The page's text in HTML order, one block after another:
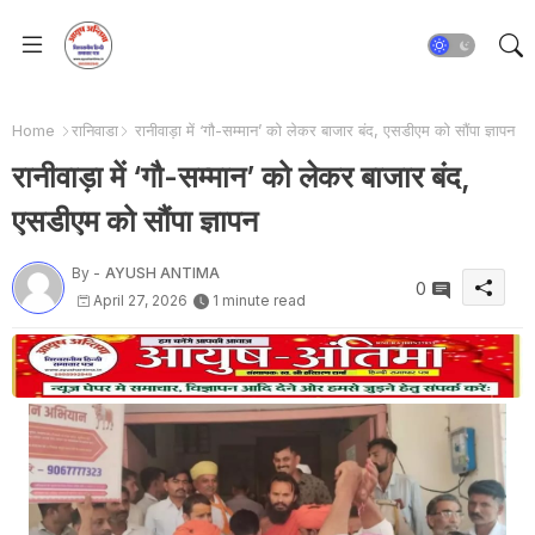
Home रानिवाडा रानीवाड़ा में ‘गौ-सम्मान’ को लेकर बाजार बंद, एसडीएम को सौंपा ज्ञापन
रानीवाड़ा में ‘गौ-सम्मान’ को लेकर बाजार बंद,
एसडीएम को सौंपा ज्ञापन
By - AYUSH ANTIMA
April 27, 2026
1 minute read
0